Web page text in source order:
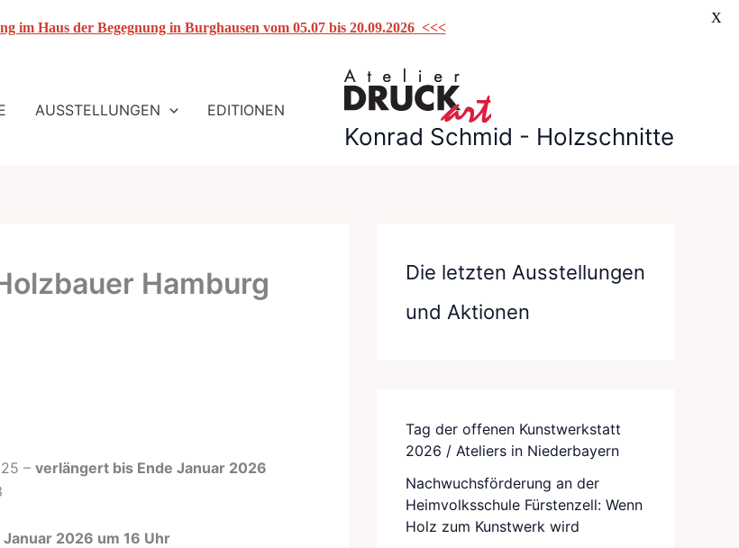
AUSSTELLUNGEN EDITIONEN
Konrad Schmid - Holzschnitte
Hamburg
– verlängert bis Ende Januar 2026
2026 um 16 Uhr
Die letzten Ausstellungen
und Aktionen
Tag der offenen Kunstwerkstatt
2026 / Ateliers in Niederbayern
Nachwuchsförderung an der
Heimvolksschule Fürstenzell: Wenn
Holz zum Kunstwerk wird
im Haus der Begegnung in Burghausen vom 05.07 bis 20.09.2026 <<<
X